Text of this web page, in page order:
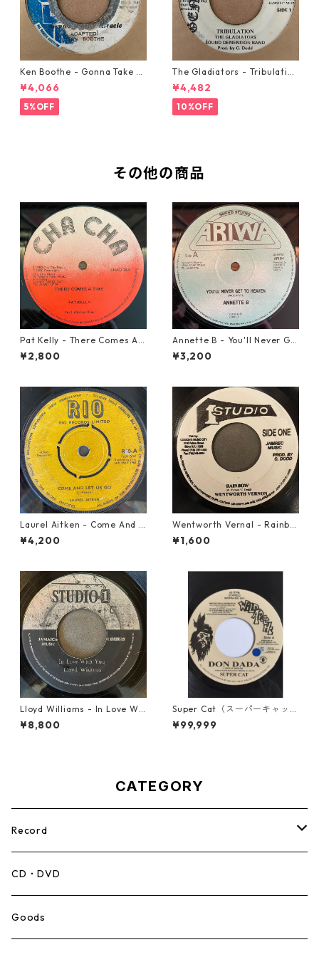
Ken Boothe - Gonna Take A
Miracle【7-21362】
¥4,066
5%OFF
The Gladiators - Tribulation
【7-21365】
¥4,482
10%OFF
その他の商品
Pat Kelly - There Comes A T
ime【12-50057】
¥2,800
Annette B - You'll Never Ge
t To Heaven【12-50058】
¥3,200
Laurel Aitken - Come And L
et Us Go【7-21779】
¥4,200
Wentworth Vernal - Rainbo
w【7-21940】
¥1,600
Lloyd Williams - In Love Wit
h You【7-21917】
¥8,800
Super Cat（スーパーキャッ
ト） - Don Dada【7inch】
¥99,999
CATEGORY
Record
Mento,Calypso,Ballad
Ska
CD・DVD
Goods